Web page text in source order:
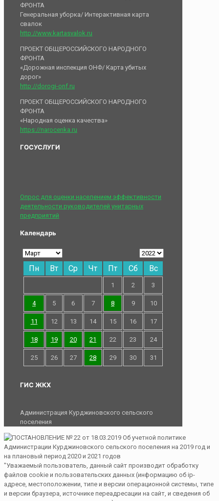
ФРОНТА
Генеральная уборка/ Интерактивная карта
свалок
http://www.kartasvalok.ru
ПРОЕКТ ОБЩЕРОССИЙСКОГО НАРОДНОГО
ФРОНТА
«Дорожная инспекция ОНФ/ Карта убитых
дорог»
http://dorogi-onf.ru
ПРОЕКТ ОБЩЕРОССИЙСКОГО НАРОДНОГО
ФРОНТА
«Народная оценка качества»
https://narocenka.ru
ГОСУСЛУГИ
Опрос для оценки населением эффективности
деятельности руководителей унитарных
предприятий
Календарь
Пн Вт Ср Чт Пт Сб Вс
1 2 3
4 5 6 7 8 9 10
11 12 13 14 15 16 17
18 19 20 21 22 23 24
25 26 27 28 29 30 31
ГИС ЖКХ
Администрация Курджиновского сельского
поселения
"Уважаемый пользователь, данный сайт производит обработку
файлов cookie и пользовательских данных (информацию об ip-
адресе, местоположении, типе и версии операционной системы, типе
и версии браузера, источнике переадресации на сайт, и сведения об